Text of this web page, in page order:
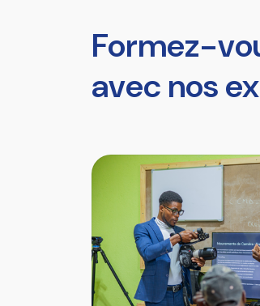
Formez-
avec nos